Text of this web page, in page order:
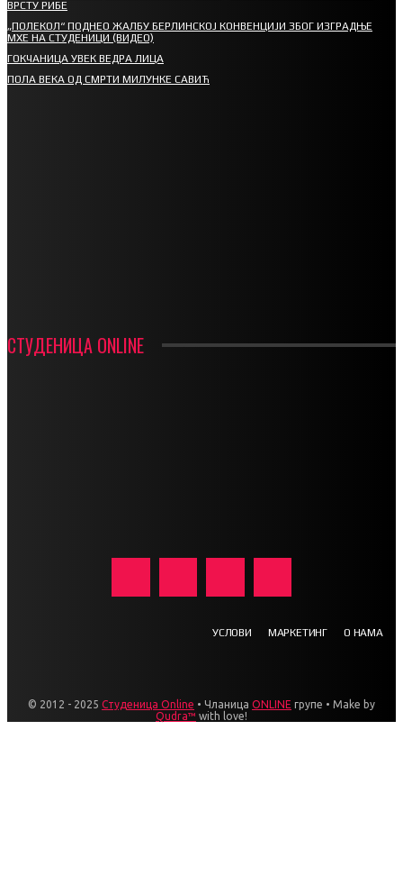
ВРСТУ РИБЕ
„ПОЛЕКОЛ“ ПОДНЕО ЖАЛБУ БЕРЛИНСКОЈ КОНВЕНЦИЈИ ЗБОГ ИЗГРАДЊЕ
МХЕ НА СТУДЕНИЦИ (ВИДЕО)
ГОКЧАНИЦА УВЕК ВЕДРА ЛИЦА
ПОЛА ВЕКА ОД СМРТИ МИЛУНКЕ САВИЋ
СТУДЕНИЦА ONLINE
УСЛОВИ МАРКЕТИНГ О НАМА
© 2012 - 2025 Студеница Online • Чланица ONLINE групе • Make by
Qudra™ with love!